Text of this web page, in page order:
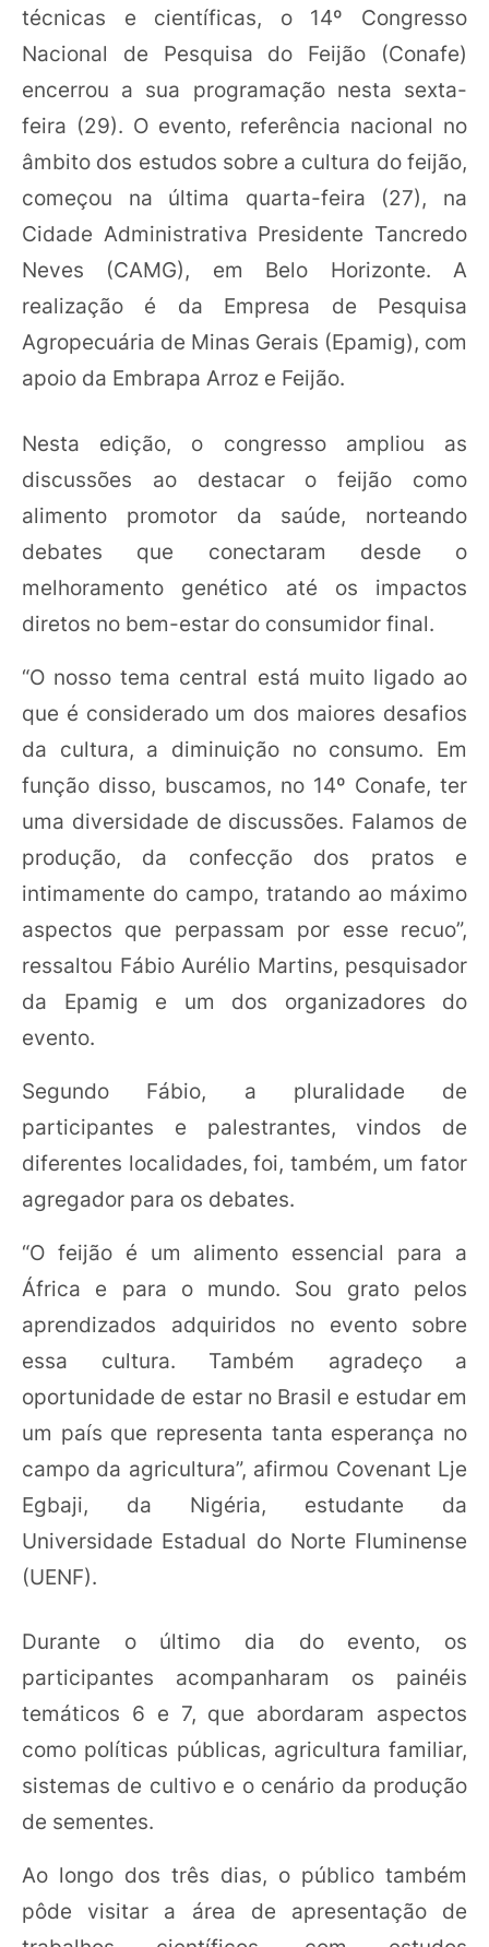
técnicas e científicas, o 14º Congresso
Nacional de Pesquisa do Feijão (Conafe)
encerrou a sua programação nesta sexta-
feira (29). O evento, referência nacional no
âmbito dos estudos sobre a cultura do feijão,
começou na última quarta-feira (27), na
Cidade Administrativa Presidente Tancredo
Neves (CAMG), em Belo Horizonte. A
realização é da Empresa de Pesquisa
Agropecuária de Minas Gerais (Epamig), com
apoio da Embrapa Arroz e Feijão.
Nesta edição, o congresso ampliou as
discussões ao destacar o feijão como
alimento promotor da saúde, norteando
debates que conectaram desde o
melhoramento genético até os impactos
diretos no bem-estar do consumidor final.
“O nosso tema central está muito ligado ao
que é considerado um dos maiores desafios
da cultura, a diminuição no consumo. Em
função disso, buscamos, no 14º Conafe, ter
uma diversidade de discussões. Falamos de
produção, da confecção dos pratos e
intimamente do campo, tratando ao máximo
aspectos que perpassam por esse recuo”,
ressaltou Fábio Aurélio Martins, pesquisador
da Epamig e um dos organizadores do
evento.
Segundo Fábio, a pluralidade de
participantes e palestrantes, vindos de
diferentes localidades, foi, também, um fator
agregador para os debates.
“O feijão é um alimento essencial para a
África e para o mundo. Sou grato pelos
aprendizados adquiridos no evento sobre
essa cultura. Também agradeço a
oportunidade de estar no Brasil e estudar em
um país que representa tanta esperança no
campo da agricultura”, afirmou Covenant Lje
Egbaji, da Nigéria, estudante da
Universidade Estadual do Norte Fluminense
(UENF).
Durante o último dia do evento, os
participantes acompanharam os painéis
temáticos 6 e 7, que abordaram aspectos
como políticas públicas, agricultura familiar,
sistemas de cultivo e o cenário da produção
de sementes.
Ao longo dos três dias, o público também
pôde visitar a área de apresentação de